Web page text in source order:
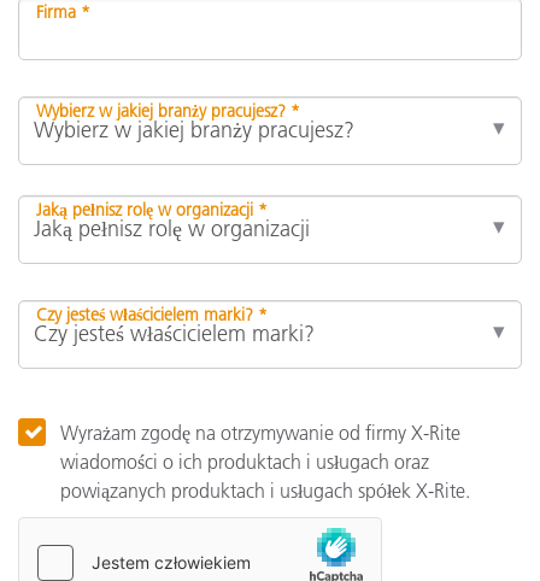
Firma *
Wybierz w jakiej branży pracujesz? *
Jaką pełnisz rolę w organizacji *
Czy jesteś właścicielem marki? *
Wyrażam zgodę na otrzymywanie od firmy X-Rite
wiadomości o ich produktach i usługach oraz
powiązanych produktach i usługach spółek X-Rite.